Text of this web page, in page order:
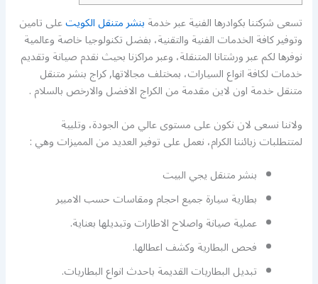
تسعى شركتنا بكوادرها الفنية عبر خدمةبنشر متنقل الكويتعلى تامين
وتوفير كافة الخدمات الفنية والتقنية، بفضل تكنولوجيا خاصة وعالمية
نوفرها لكم عبر ورشتانا المتنقلة، وعبر مراكزنا بحيث نقدم صيانة وتقديم
خدمات لكافة انواع السيارات، بمختلف مجالاتها, كراج بنشر متنقل
متنقل خدمة اون لاين مقدمة من الكراج الافضل والارخص بالسلام .
ولاننا نسعى لان نكون على مستوى عالي من الجودة، وتلبية
لمتتطلبات زبائننا الكرام، نعمل على توفير العديد من المميزات وهي :
بنشر متنقل يجي البيت
بطارية سيارة جميع احجام ومقاسات حسب الامبير
عملية صيانة واصلاح الاطارات وتبديلها بعناية.
فحص البطارية وكشف اعطالها.
تبديل البطاريات القديمة باحدث انواع البطاريات.